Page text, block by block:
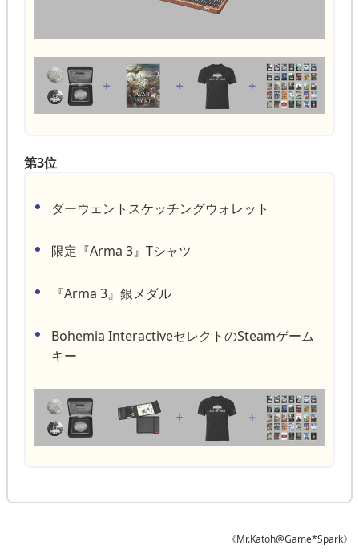
第3位
ダーウェントスケッチングウォレット
限定『Arma 3』Tシャツ
『Arma 3』銀メダル
Bohemia InteractiveセレクトのSteamゲーム
キー
《Mr.Katoh@Game*Spark》